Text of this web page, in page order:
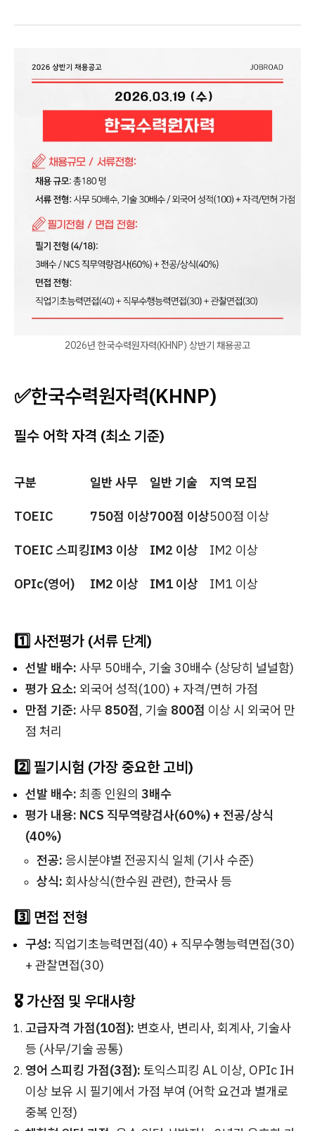
2026년 한국수력원자력(KHNP) 상반기 채용공고
✅한국수력원자력(KHNP)
필수 어학 자격 (최소 기준)
구분 일반 사무 일반 기술 지역 모집
TOEIC 750점 이상700점 이상500점 이상
TOEIC 스피킹IM3 이상 IM2 이상 IM2 이상
OPIc(영어) IM2 이상 IM1 이상 IM1 이상
1️⃣ 사전평가 (서류 단계)
선발 배수: 사무 50배수, 기술 30배수 (상당히 널널함)
평가 요소: 외국어 성적(100) + 자격/면허 가점
만점 기준: 사무 850점, 기술 800점 이상 시 외국어 만
점 처리
2️⃣ 필기시험 (가장 중요한 고비)
선발 배수: 최종 인원의 3배수
평가 내용: NCS 직무역량검사(60%) + 전공/상식
(40%)
전공: 응시분야별 전공지식 일체 (기사 수준)
상식: 회사상식(한수원 관련), 한국사 등
3️⃣ 면접 전형
구성: 직업기초능력면접(40) + 직무수행능력면접(30)
+ 관찰면접(30)
🎖️ 가산점 및 우대사항
고급자격 가점(10점): 변호사, 변리사, 회계사, 기술사
등 (사무/기술 공통)
영어 스피킹 가점(3점): 토익스피킹 AL 이상, OPIc IH
이상 보유 시 필기에서 가점 부여 (어학 요건과 별개로
중복 인정)